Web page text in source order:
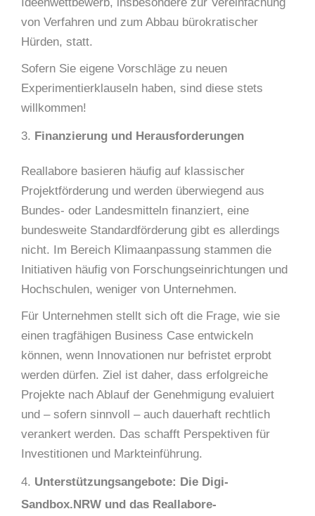
von Verfahren und zum Abbau bürokratischer
Hürden, statt.
Sofern Sie eigene Vorschläge zu neuen
Experimentierklauseln haben, sind diese stets
willkommen!
Finanzierung und Herausforderungen
Reallabore basieren häufig auf klassischer
Projektförderung und werden überwiegend aus
Bundes- oder Landesmitteln finanziert, eine
bundesweite Standardförderung gibt es allerdings
nicht. Im Bereich Klimaanpassung stammen die
Initiativen häufig von Forschungseinrichtungen und
Hochschulen, weniger von Unternehmen.
Für Unternehmen stellt sich oft die Frage, wie sie
einen tragfähigen Business Case entwickeln
können, wenn Innovationen nur befristet erprobt
werden dürfen. Ziel ist daher, dass erfolgreiche
Projekte nach Ablauf der Genehmigung evaluiert
und – sofern sinnvoll – auch dauerhaft rechtlich
verankert werden. Das schafft Perspektiven für
Investitionen und Markteinführung.
Unterstützungsangebote: Die Digi-
Sandbox.NRW und das Reallabore-